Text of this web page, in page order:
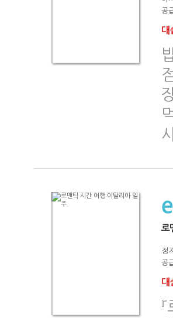
공
대
로
정
공
대